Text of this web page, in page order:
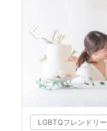
LGBTQフレンドリー